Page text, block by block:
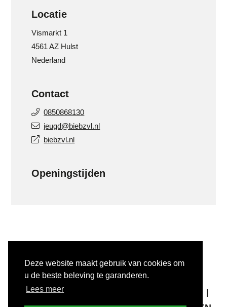
Deze website maakt gebruik van cookies om
u de beste beleving te garanderen.
Lees meer
Locatie
Vismarkt 1
4561 AZ Hulst
Nederland
Contact
0850868130
jeugd@biebzvl.nl
biebzvl.nl
Openingstijden
COPYRIGHT © 2025 #INULST
ALGEMENE VOORWAARDEN